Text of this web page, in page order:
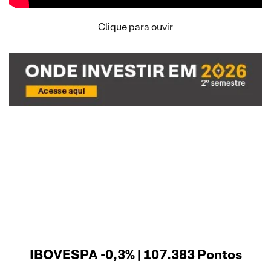
Clique para ouvir
IBOVESPA -0,3% | 107.383 Pontos